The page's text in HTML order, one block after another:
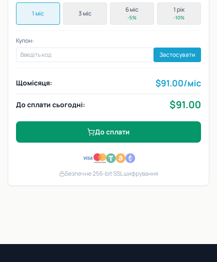
1 міс 3 міс 6 міс
-5%
1 рік
-10%
Купон:
Застосувати
Щомісяця: $91.00/міс
До сплати сьогодні: $91.00
До сплати
Безпечне 256-bit SSL шифрування